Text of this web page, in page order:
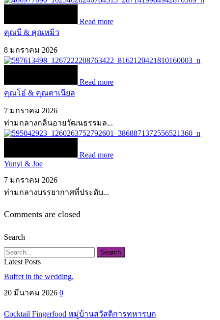
Read more
คุณบี & คุณหมิว
8 มกราคม 2026
Read more
คุณโอ๋ & คุณดาเนียล
7 มกราคม 2026
ท่ามกลางกลิ่นอายวัฒนธรรมล...
Read more
Yunyi & Joe
7 มกราคม 2026
ท่ามกลางบรรยากาศที่ประดับ...
Comments are closed
Search
Search
Latest Posts
Buffet in the wedding.
20 มีนาคม 2026 0
Cocktail Fingerfood หมู่บ้านสวัสดิการทหารบก